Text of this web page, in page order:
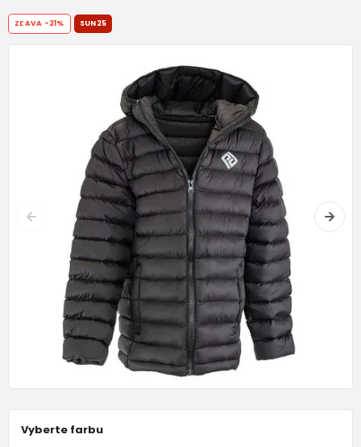
Vyberte farbu
ZĽAVA -21% SUN25